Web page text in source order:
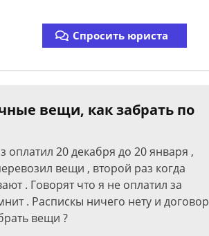
Спросить юриста
вещи, как забрать по
оплатил 20 декабря до 20 января ,
вещи , второй раз когда
. Говорят что я не оплатил за
. Распискы ничего нету и договор
вещи ?